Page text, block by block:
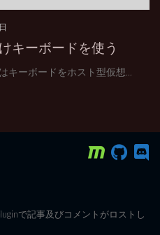
キーボードを使う
キーボードをホスト型仮想...
で記事及びコメントがロストし